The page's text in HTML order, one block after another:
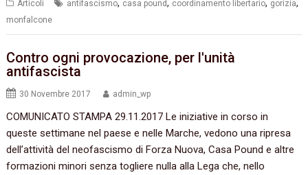
Articoli antifascismo, casa pound, coordinamento libertario, gorizia,
monfalcone
Contro ogni provocazione, per l'unità
antifascista
30 Novembre 2017 admin_wp
COMUNICATO STAMPA 29.11.2017 Le iniziative in corso in
queste settimane nel paese e nelle Marche, vedono una ripresa
dell’attività del neofascismo di Forza Nuova, Casa Pound e altre
formazioni minori senza togliere nulla alla Lega che, nello